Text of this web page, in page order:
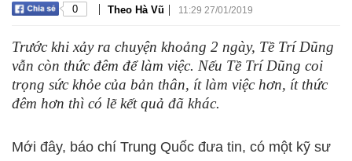
0 | Theo Hà Vũ | 11:29 27/01/2019
Trước khi xảy ra chuyện khoảng 2 ngày, Tề Trí Dũng
vẫn còn thức đêm để làm việc. Nếu Tề Trí Dũng coi
trọng sức khỏe của bản thân, ít làm việc hơn, ít thức
đêm hơn thì có lẽ kết quả đã khác.
Mới đây, báo chí Trung Quốc đưa tin, có một kỹ sư